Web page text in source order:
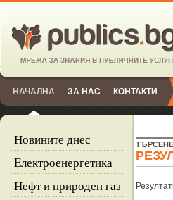
НАЧАЛНА ЗА НАС КОНТАКТИ
Новините днес
Eлектроенергетика
Нефт и природен газ
ТЪРСЕНЕ